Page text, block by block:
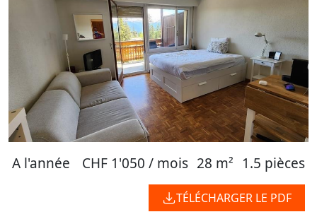
A l'année CHF 1'050 / mois 28 m² 1.5 pièces
TÉLÉCHARGER LE PDF